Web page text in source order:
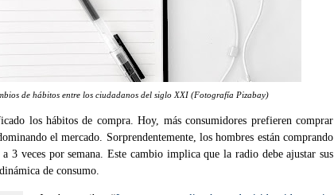
de hábitos entre los ciudadanos del siglo XXI (Fotografía Pizabay)
los hábitos de compra. Hoy, más consumidores prefieren comprar
el mercado. Sorprendentemente, los hombres están comprando
3 veces por semana. Este cambio implica que la radio debe ajustar sus
de consumo.